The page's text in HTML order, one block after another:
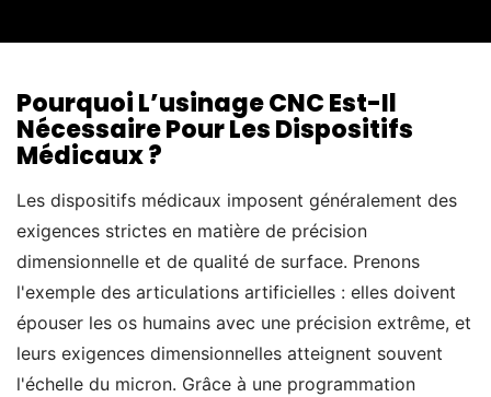
Pourquoi L’usinage CNC Est-Il
Nécessaire Pour Les Dispositifs
Médicaux ?
Les dispositifs médicaux imposent généralement des
exigences strictes en matière de précision
dimensionnelle et de qualité de surface. Prenons
l'exemple des articulations artificielles : elles doivent
épouser les os humains avec une précision extrême, et
leurs exigences dimensionnelles atteignent souvent
l'échelle du micron. Grâce à une programmation